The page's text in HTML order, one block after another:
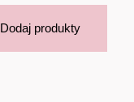
Dodaj produkty